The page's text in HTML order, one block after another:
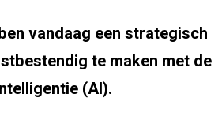
vandaag een strategisch
te maken met de
(AI).